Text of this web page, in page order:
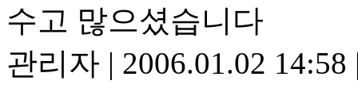
수고 많으셨습니다
관리자 | 2006.01.02 14:58